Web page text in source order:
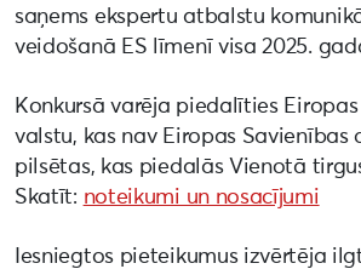
saņems ekspertu atbalstu
veidošanā ES līmenī visa 2025.
Konkursā varēja piedalīties
valstu, kas nav Eiropas Savienības
pilsētas, kas piedalās Vienotā
Skatīt: noteikumi un nosacījumi
Iesniegtos pieteikumus izvērtēja